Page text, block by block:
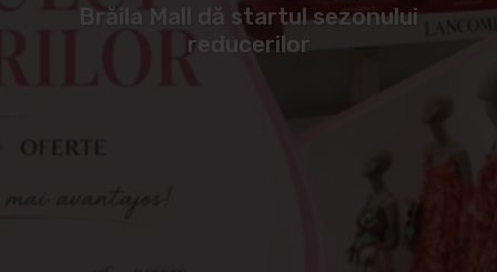
Brăila Mall dă startul sezonului
reducerilor